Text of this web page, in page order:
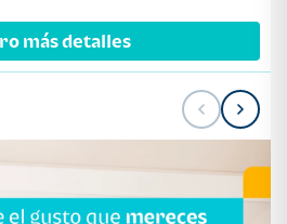
más detalles